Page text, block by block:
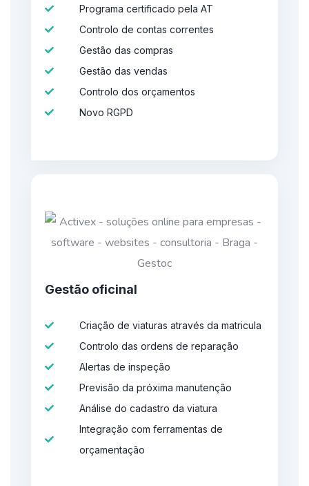
Programa certificado pela AT
Controlo de contas correntes
Gestão das compras
Gestão das vendas
Controlo dos orçamentos
Novo RGPD
Gestão oficinal​
Criação de viaturas através da matricula
Controlo das ordens de reparação
Alertas de inspeção
Previsão da próxima manutenção
Análise do cadastro da viatura
Integração com ferramentas de
orçamentação